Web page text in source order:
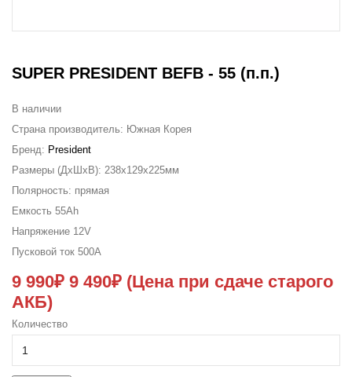
SUPER PRESIDENT BEFB - 55 (п.п.)
В наличии
Страна производитель: Южная Корея
Бренд: President
Размеры (ДxШxВ): 238x129x225мм
Полярность: прямая
Емкость 55Ah
Напряжение 12V
Пусковой ток 500A
9 990₽ 9 490₽ (Цена при сдаче старого
АКБ)
Количество